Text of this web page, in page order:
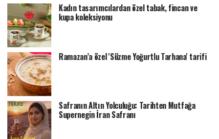
Kadın tasarımcılardan özel tabak, fincan ve
kupa koleksiyonu
Ramazan’a özel 'Süzme Yoğurtlu Tarhana' tarifi
Safranın Altın Yolculuğu: Tarihten Mutfağa
Supernegin İran Safranı